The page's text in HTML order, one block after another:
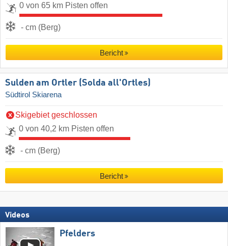
0 von 65 km Pisten offen
- cm (Berg)
Bericht
Sulden am Ortler (Solda all'Ortles)
Südtirol Skiarena
Skigebiet geschlossen
0 von 40,2 km Pisten offen
- cm (Berg)
Bericht
Videos
Pfelders